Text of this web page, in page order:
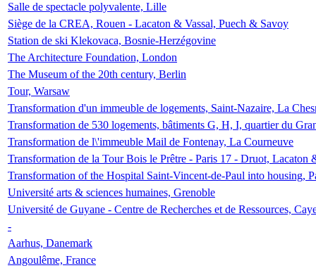
Salle de spectacle polyvalente, Lille
Siège de la CREA, Rouen - Lacaton & Vassal, Puech & Savoy
Station de ski Klekovaca, Bosnie-Herzégovine
The Architecture Foundation, London
The Museum of the 20th century, Berlin
Tour, Warsaw
Transformation d'un immeuble de logements, Saint-Nazaire, La
Transformation de 530 logements, bâtiments G, H, I, quartier du
Transformation de l\'immeuble Mail de Fontenay, La Courneuve
Transformation de la Tour Bois le Prêtre - Paris 17 - Druot, Lacaton
Transformation of the Hospital Saint-Vincent-de-Paul into housing,
Université arts & sciences humaines, Grenoble
Université de Guyane - Centre de Recherches et de Ressources,
-
Aarhus, Danemark
Angoulême, France